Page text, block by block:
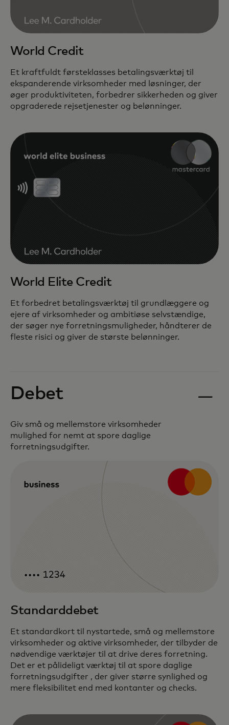
World Credit
Et kraftfuldt førsteklasses betalingsværktøj til
ekspanderende virksomheder med løsninger, der
øger produktiviteten, forbedrer sikkerheden og giver
opgraderede rejsetjenester og belønninger.
World Elite Credit
Et forbedret betalingsværktøj til grundlæggere og
ejere af virksomheder og ambitiøse selvstændige,
der søger nye forretningsmuligheder, håndterer de
fleste risici og giver de største belønninger.
Debet
Giv små og mellemstore virksomheder
mulighed for nemt at spore daglige
forretningsudgifter.
Standarddebet
Et standardkort til nystartede, små og mellemstore
virksomheder og aktive virksomheder, der tilbyder de
nødvendige værktøjer til at drive deres forretning.
Det er et pålideligt værktøj til at spore daglige
forretningsudgifter , der giver større synlighed og
mere fleksibilitet end med kontanter og checks.